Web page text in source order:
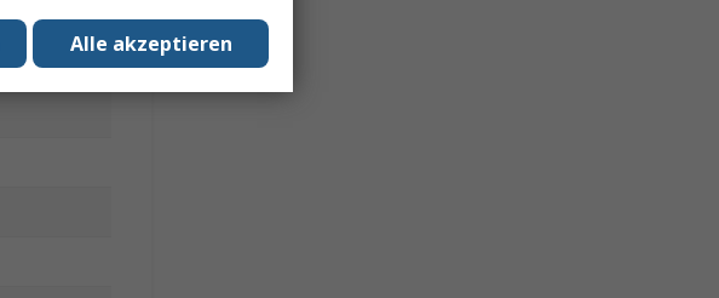
Alle akzeptieren